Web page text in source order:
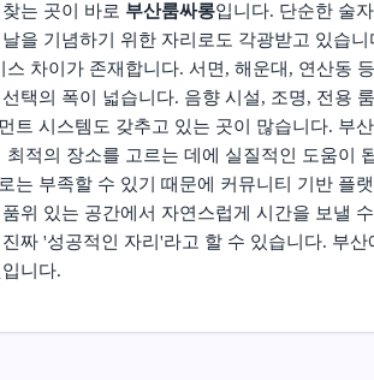
는 곳이 바로 부산룸싸롱입니다. 단순한 술
을 기념하기 위한 자리로도 각광받고 있습
스 차이가 존재합니다. 서면, 해운대, 연산동
택의 폭이 넓습니다. 음향 시설, 조명, 전용
트 시스템도 갖추고 있는 곳이 많습니다. 부
최적의 장소를 고르는 데에 실질적인 도움이
는 부족할 수 있기 때문에 커뮤니티 기반 플
위 있는 공간에서 자연스럽게 시간을 보낼
짜 '성공적인 자리'라고 할 수 있습니다. 부
니다.